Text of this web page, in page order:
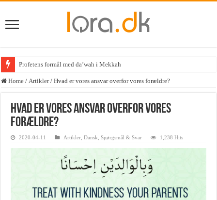
Betydningen af la i
Home / Artikler / Hvad er vores ansvar overfor vores forældre?
Hvad er vores ansvar overfor vores
forældre?
2020-04-11 Artikler ,Dansk ,Spørgsmål & Svar 1,238 Hits